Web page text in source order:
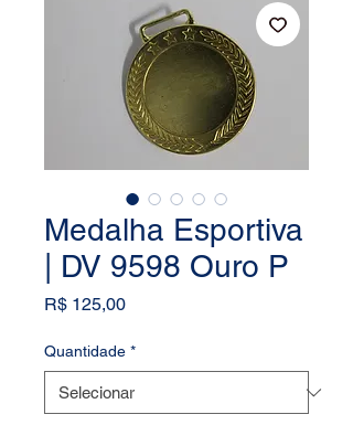
Medalha Esportiva
| DV 9598 Ouro P
R$ 125,00Preço
Quantidade *